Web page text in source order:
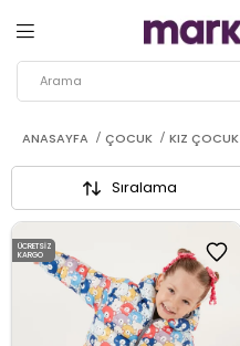
ANASAYFA ÇOCUK KIZ ÇOCUK
Sıralama
ÜCRETSIZ
KARGO